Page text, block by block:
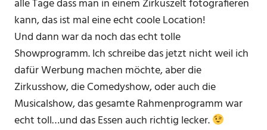
alle Tage dass man in einem Zirkuszelt fotografieren
kann, das ist mal eine echt coole Location!
Und dann war da noch das echt tolle
Showprogramm. Ich schreibe das jetzt nicht weil ich
dafür Werbung machen möchte, aber die
Zirkusshow, die Comedyshow, oder auch die
Musicalshow, das gesamte Rahmenprogramm war
echt toll…und das Essen auch richtig lecker.